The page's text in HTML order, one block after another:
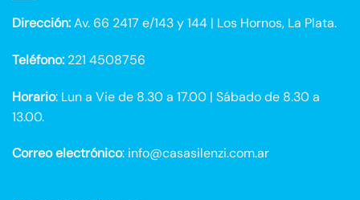
Dirección:Av. 66 2417 e/143 y 144 | Los Hornos, La Plata.
Teléfono: 221 4508756
Horario: Lun a Vie de 8.30 a 17.00 | Sábado de 8.30 a
13.00.
Correo electrónico: info@casasilenzi.com.ar